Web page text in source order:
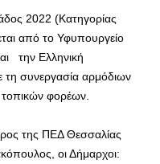
2022 (Κατηγορίας
από το Υφυπουργείο
την Ελληνική
συνεργασία αρμόδιων
φορέων.
της ΠΕΔ Θεσσαλίας
οι Δήμαρχοι: